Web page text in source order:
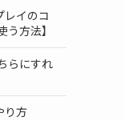
レイのコ
方法】
らにすれ
り方